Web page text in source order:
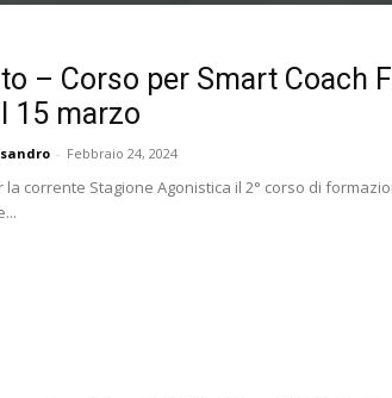
– Corso per Smart Coach
15 marzo
- Febbraio 24, 2024
la corrente Stagione Agonistica il 2° corso di